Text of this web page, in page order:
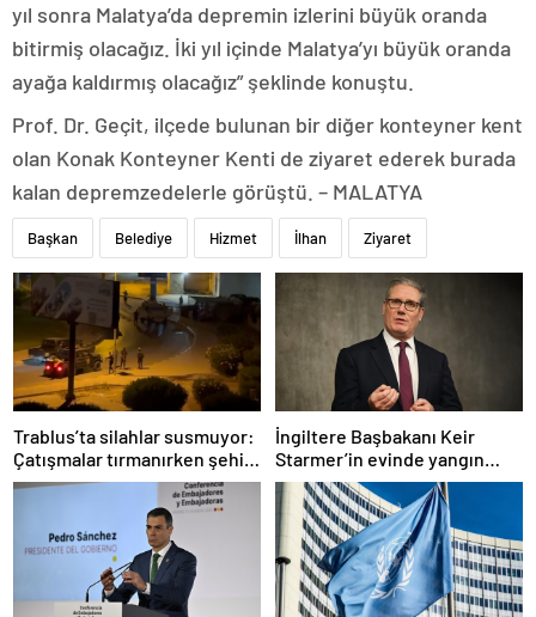
yıl sonra Malatya’da depremin izlerini büyük oranda
bitirmiş olacağız. İki yıl içinde Malatya’yı büyük oranda
ayağa kaldırmış olacağız” şeklinde konuştu.
Prof. Dr. Geçit, ilçede bulunan bir diğer konteyner kent
olan Konak Konteyner Kenti de ziyaret ederek burada
kalan depremzedelerle görüştü. – MALATYA
Başkan Belediye Hizmet İlhan Ziyaret
Trablus’ta silahlar susmuyor:
Çatışmalar tırmanırken şehir
alarmda
İngiltere Başbakanı Keir
Starmer’in evinde yangın
çıktı